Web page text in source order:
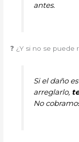
antes.
❓ ¿Y si no se puede
Si el daño
arreglarlo,
No